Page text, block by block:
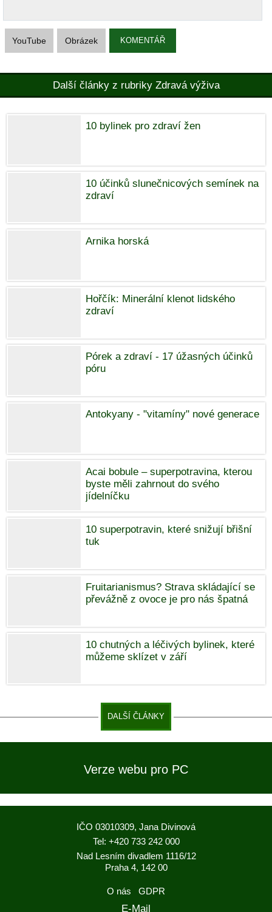
YouTube Obrázek KOMENTÁŘ
Další články z rubriky Zdravá výživa
10 bylinek pro zdraví žen
10 účinků slunečnicových semínek na
zdraví
Arnika horská
Hořčík: Minerální klenot lidského
zdraví
Pórek a zdraví - 17 úžasných účinků
póru
Antokyany - "vitamíny" nové generace
Acai bobule – superpotravina, kterou
byste měli zahrnout do svého
jídelníčku
10 superpotravin, které snižují břišní
tuk
Fruitarianismus? Strava skládající se
převážně z ovoce je pro nás špatná
10 chutných a léčivých bylinek, které
můžeme sklízet v září
DALŠÍ ČLÁNKY
Verze webu pro PC
IČO 03010309, Jana Divinová
Tel: +420 733 242 000
Nad Lesním divadlem 1116/12
Praha 4, 142 00
O nás GDPR
E-Mail